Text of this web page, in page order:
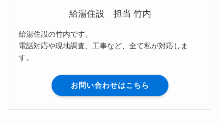
給湯住設 担当 竹内
給湯住設の竹内です。
電話対応や現地調査、工事など、全て私が対応しま
す。
お問い合わせはこちら